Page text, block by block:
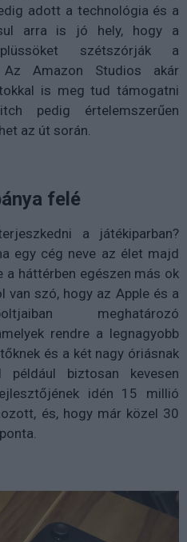
adott a technológia és a
arra is jó hely, hogy a
szétszórják a
Az Amazon Studios akár
is meg tud támogatni
pedig értelemszerűen
az út során.
felé
a játékiparban?
egy cég neve az élet majd
a háttérben egészen más ok
van szó, hogy az Apple és a
meghatározó
rendre a legnagyobb
és a két nagy óriásnak
biztosan kevesen
idén 15 millió
és, hogy már közel 30